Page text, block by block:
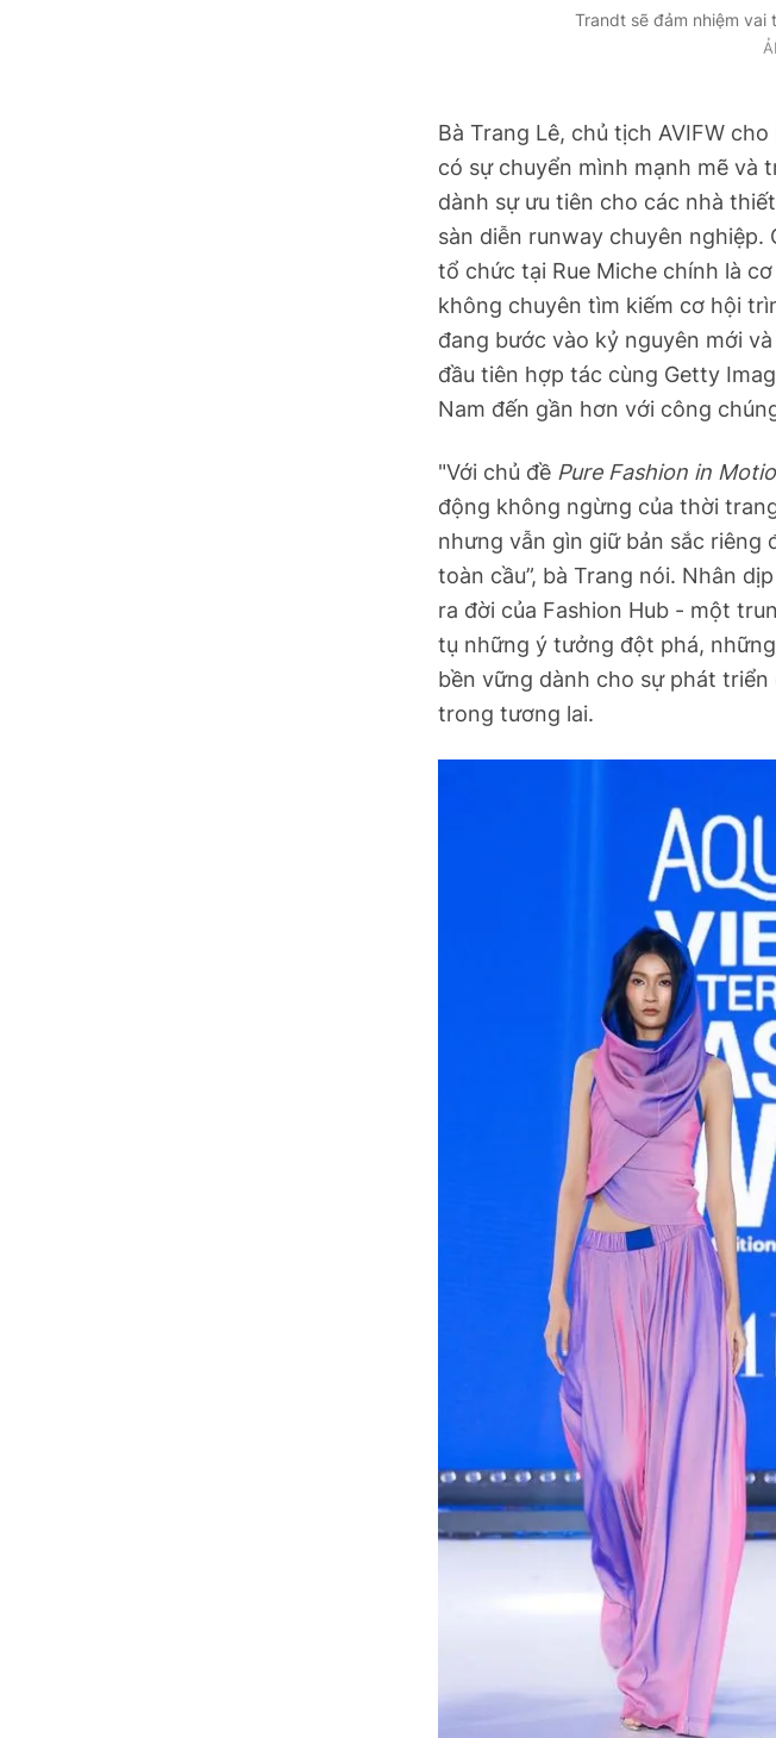
Trandt sẽ đảm nhiệm vai
Bà Trang Lê, chủ tịch AVIFW cho
có sự chuyển mình mạnh mẽ và
dành sự ưu tiên cho các nhà
sàn diễn runway chuyên nghiệp.
tổ chức tại Rue Miche chính là
không chuyên tìm kiếm cơ hội
đang bước vào kỷ nguyên mới
đầu tiên hợp tác cùng Getty
Nam đến gần hơn với công
"Với chủ đề Pure Fashion in
động không ngừng của thời
nhưng vẫn gìn giữ bản sắc riêng
toàn cầu”, bà Trang nói. Nhân
ra đời của Fashion Hub - một
tụ những ý tưởng đột phá,
bền vững dành cho sự phát
trong tương lai.